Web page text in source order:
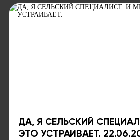
ДА, Я СЕЛЬСКИЙ
ЭТО УСТРАИВАЕТ.